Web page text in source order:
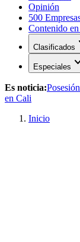
Opinión
500
Contenido
Clasificados
Especiales
Es noticia:
en Cali
Inicio